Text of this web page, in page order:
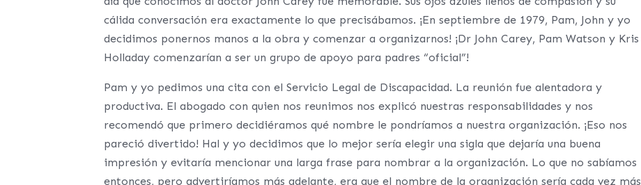
cálida conversación era exactamente lo que precisábamos. ¡En septiembre de 1979, Pam, John y yo
decidimos ponernos manos a la obra y comenzar a organizarnos! ¡Dr John Carey, Pam Watson y Kris
Holladay comenzarían a ser un grupo de apoyo para padres “oficial”!
Pam y yo pedimos una cita con el Servicio Legal de Discapacidad. La reunión fue alentadora y
productiva. El abogado con quien nos reunimos nos explicó nuestras responsabilidades y nos
recomendó que primero decidiéramos qué nombre le pondríamos a nuestra organización. ¡Eso nos
pareció divertido! Hal y yo decidimos que lo mejor sería elegir una sigla que dejaría una buena
impresión y evitaría mencionar una larga frase para nombrar a la organización. Lo que no sabíamos
entonces, pero advertiríamos más adelante, era que el nombre de la organización sería cada vez más